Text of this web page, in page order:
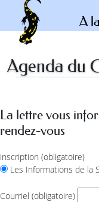
A
Agenda du
La lettre vous
rendez-vous
inscription (obligatoire)
Les Informations de la
Courriel (obligatoire)